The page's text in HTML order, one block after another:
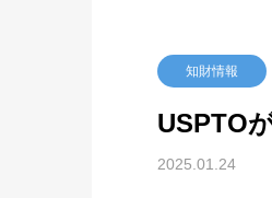
主要ス
２０２６年８月号【総合】ニ
知財情報
USPTO
2025.01.24